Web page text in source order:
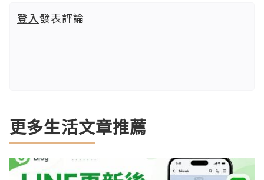
登入發表評論
更多生活文章推薦